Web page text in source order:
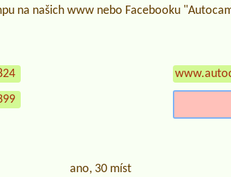
na našich www nebo Facebooku
ano, 30 míst